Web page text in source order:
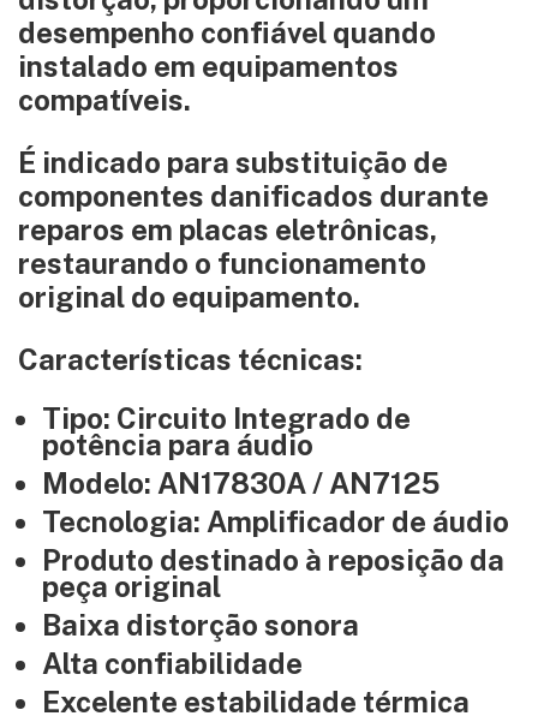
desempenho confiável quando
instalado em equipamentos
compatíveis.
É indicado para substituição de
componentes danificados durante
reparos em placas eletrônicas,
restaurando o funcionamento
original do equipamento.
Características técnicas:
Tipo: Circuito Integrado de
potência para áudio
Modelo: AN17830A / AN7125
Tecnologia: Amplificador de áudio
Produto destinado à reposição da
peça original
Baixa distorção sonora
Alta confiabilidade
Excelente estabilidade térmica